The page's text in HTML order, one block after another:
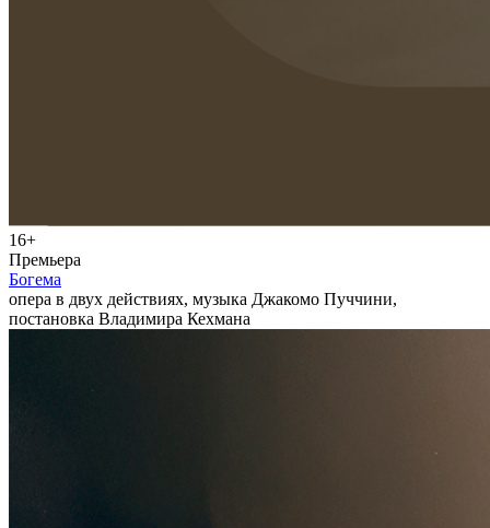
16+
Премьера
Богема
опера в двух действиях, музыка Джакомо Пуччини,
постановка Владимира Кехмана